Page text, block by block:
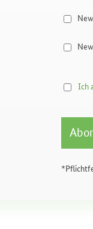
Ich